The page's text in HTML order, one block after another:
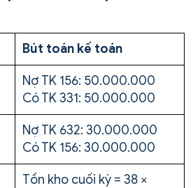
Bút toán kế toán
Nợ TK 156: 50.000.000
Có TK 331: 50.000.000
Nợ TK 632: 30.000.000
Có TK 156: 30.000.000
Tồn kho cuối kỳ = 38 ×